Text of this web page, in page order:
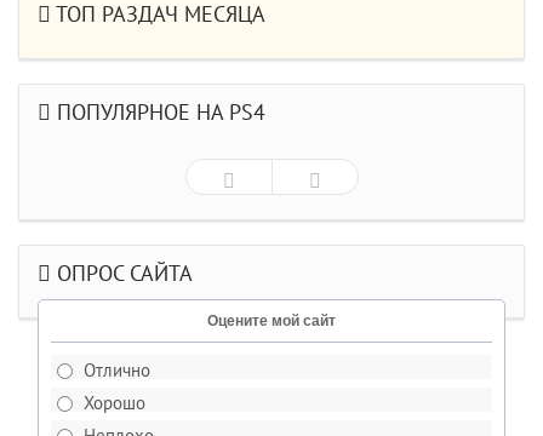
ТОП РАЗДАЧ МЕСЯЦА
ПОПУЛЯРНОЕ НА PS4
ОПРОС САЙТА
Оцените мой сайт
Отлично
Хорошо